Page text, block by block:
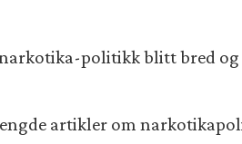
politikk blitt bred og
artikler om